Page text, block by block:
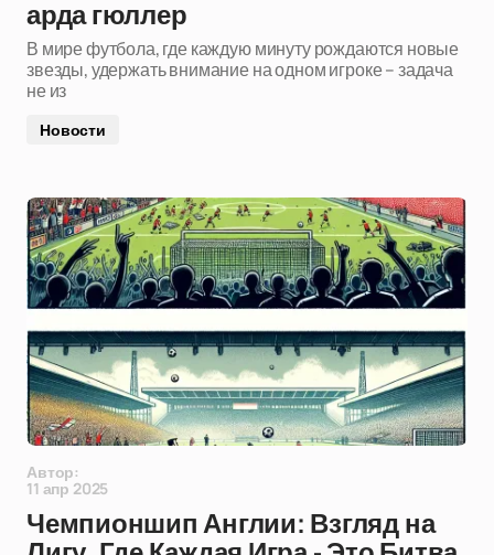
арда гюллер
В мире футбола, где каждую минуту рождаются новые
звезды, удержать внимание на одном игроке – задача
не из
Новости
Автор:
11 апр 2025
Чемпионшип Англии: Взгляд на